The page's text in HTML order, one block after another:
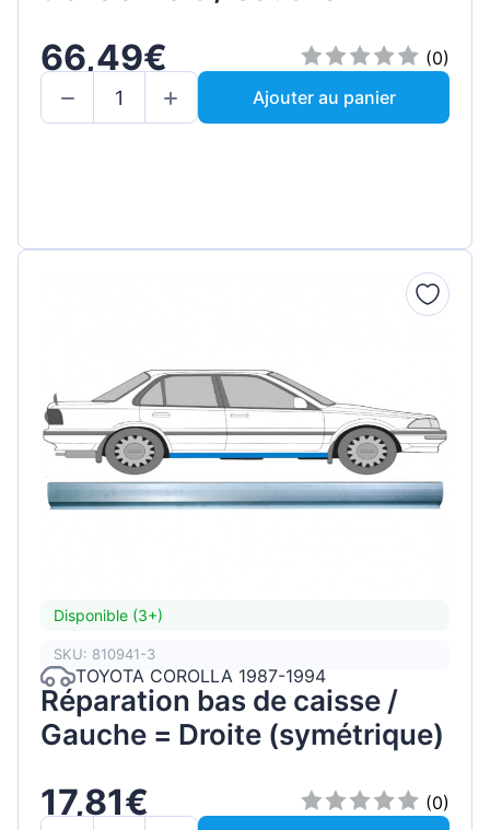
66,49€
(0)
Ajouter au panier
Disponible (3+)
SKU: 810941-3
TOYOTA COROLLA 1987-1994
Réparation bas de caisse /
Gauche = Droite (symétrique)
17,81€
(0)